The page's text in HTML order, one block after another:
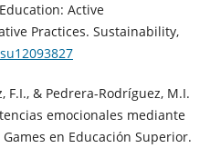
Active
Practices. Sustainability,
F.I., & Pedrera-Rodríguez, M.I.
emocionales mediante
en Educación Superior.